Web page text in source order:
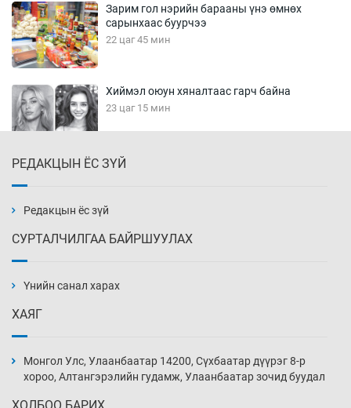
Зарим гол нэрийн барааны үнэ өмнөх
сарынхаас буурчээ
22 цаг 45 мин
Хиймэл оюун хяналтаас гарч байна
23 цаг 15 мин
23 цаг 45 мин
нэмэгджээ
Өчигдөр 13 цаг 30 мин
РЕДАКЦЫН ЁС ЗҮЙ
Редакцын ёс зүй
СУРТАЛЧИЛГАА БАЙРШУУЛАХ
Үнийн санал харах
ХАЯГ
Монгол Улс, Улаанбаатар 14200, Сүхбаатар дүүрэг 8-р
хороо, Алтангэрэлийн гудамж, Улаанбаатар зочид буудал
ХОЛБОО БАРИХ